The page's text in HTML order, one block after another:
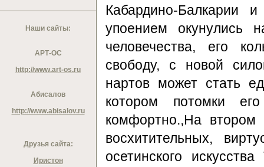
Наши сайты:
АРТ-ОС
http://www.art-os.ru
Абисалов
http://www.abisalov.ru
Друзья сайта:
Иристон
Кабардино-Балкарии
упоением окунулись
человечества, его
свободу, с новой
нартов может стать
котором потомки
комфортно.,На
восхитительных,
осетинского